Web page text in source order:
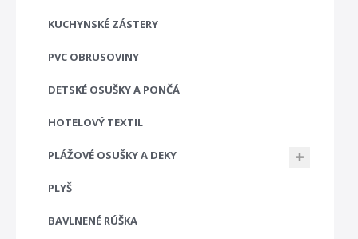
KUCHYNSKÉ ZÁSTERY
PVC OBRUSOVINY
DETSKÉ OSUŠKY A PONČÁ
HOTELOVÝ TEXTIL
PLÁŽOVÉ OSUŠKY A DEKY
PLYŠ
BAVLNENÉ RÚŠKA